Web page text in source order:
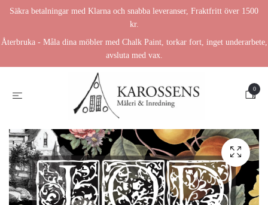
Säkra betalningar med Klarna och snabba leveranser, Fraktfritt över 1500
kr.
Återbruka - Måla dina möbler med Chalk Paint, torkar fort, inget underarbete,
avsluta med vax.
0